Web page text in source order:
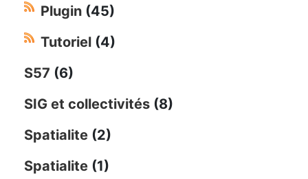
Plugin (45)
Tutoriel (4)
S57 (6)
SIG et collectivités (8)
Spatialite (2)
Spatialite (1)